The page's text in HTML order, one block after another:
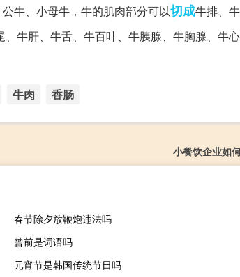
牛、小母牛，牛的肌肉部分可以切成牛排、
牛肝、牛舌、牛百叶、牛胰腺、牛胸腺、牛心
牛肉 香肠
小餐饮企业如
春节除夕放鞭炮违法吗
曾前是词语吗
元宵节是韩国传统节日吗